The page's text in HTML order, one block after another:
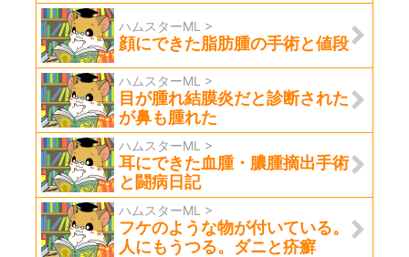
ハムスターML >
顔にできた脂肪腫の手術と値段
ハムスターML >
目が腫れ結膜炎だと診断された
が鼻も腫れた
ハムスターML >
耳にできた血腫・膿腫摘出手術
と闘病日記
ハムスターML >
フケのような物が付いている。
人にもうつる。ダニと疥癬